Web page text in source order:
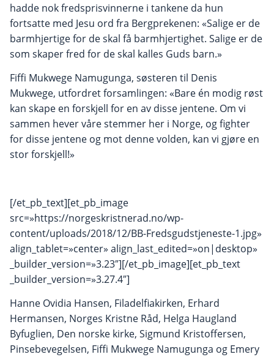
hadde nok fredsprisvinnerne i tankene da hun
fortsatte med Jesu ord fra Bergprekenen: «Salige er de
barmhjertige for de skal få barmhjertighet. Salige er de
som skaper fred for de skal kalles Guds barn.»
Fiffi Mukwege Namugunga, søsteren til Denis
Mukwege, utfordret forsamlingen: «Bare én modig røst
kan skape en forskjell for en av disse jentene. Om vi
sammen hever våre stemmer her i Norge, og fighter
for disse jentene og mot denne volden, kan vi gjøre en
stor forskjell!»
[/et_pb_text][et_pb_image
src=»https://norgeskristnerad.no/wp-
content/uploads/2018/12/BB-Fredsgudstjeneste-1.jpg»
align_tablet=»center» align_last_edited=»on|desktop»
_builder_version=»3.23″][/et_pb_image][et_pb_text
_builder_version=»3.27.4″]
Hanne Ovidia Hansen, Filadelfiakirken, Erhard
Hermansen, Norges Kristne Råd, Helga Haugland
Byfuglien, Den norske kirke, Sigmund Kristoffersen,
Pinsebevegelsen, Fiffi Mukwege Namugunga og Emery